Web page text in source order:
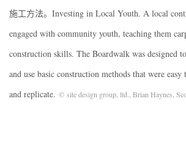
施工方法。Investing in Local Youth. A local
engaged with community youth, teaching them
construction skills. The Boardwalk was designed
and use basic construction methods that were easy
and replicate. © site design group, ltd., Brian Haynes,